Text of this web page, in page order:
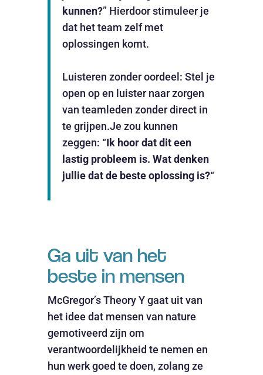
kunnen?” Hierdoor stimuleer je
dat het team zelf met
oplossingen komt.
Luisteren zonder oordeel: Stel je
open op en luister naar zorgen
van teamleden zonder direct in
te grijpen.Je zou kunnen
zeggen: “Ik hoor dat dit een
lastig probleem is. Wat denken
jullie dat de beste oplossing is?“
Ga uit van het
beste in mensen
McGregor’s Theory Y gaat uit van
het idee dat mensen van nature
gemotiveerd zijn om
verantwoordelijkheid te nemen en
hun werk goed te doen, zolang ze